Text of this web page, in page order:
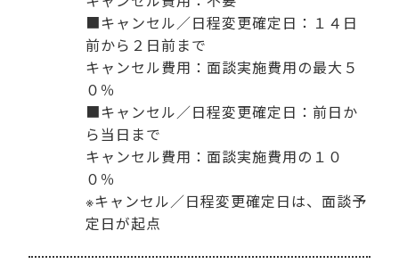
■キャンセル／日程変更確定日：１４日
前から２日前まで
キャンセル費用：面談実施費用の最大５
０％
■キャンセル／日程変更確定日：前日か
ら当日まで
キャンセル費用：面談実施費用の１０
０％
※キャンセル／日程変更確定日は、面談予
定日が起点